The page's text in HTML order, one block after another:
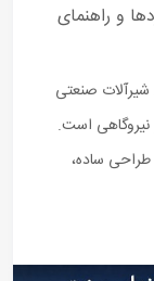
و راهنمای
شیرآلات صنعتی
نیروگاهی است.
طراحی ساده،